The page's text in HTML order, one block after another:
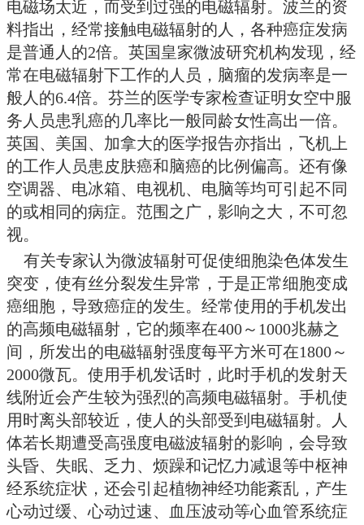
热能，引起人体热平衡的失调；它
性白内障”；破坏睾丸的生精能力
引起心血管功能改变。儿童的神
遭受到强大的电磁辐射后，使大
物钟调节紊乱。对孕妇则易造成
至导致胎儿畸形。
意大利医学专家报道，该国每
白血病，其中2～7岁的儿童发病
电磁场太近，而受到过强的电磁
料指出，经常接触电磁辐射的人
是普通人的2倍。英国皇家微波研
常在电磁辐射下工作的人员，脑
般人的6.4倍。芬兰的医学专家检
务人员患乳癌的几率比一般同龄
英国、美国、加拿大的医学报告
的工作人员患皮肤癌和脑癌的比